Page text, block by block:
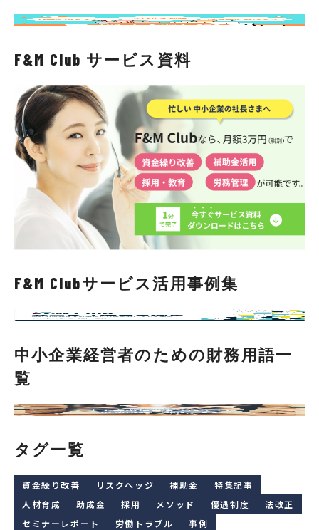
F&M Club サービス資料
F&M Clubサービス活用事例集
中小企業経営者のための財務用語一
覧
タグ一覧
資金繰り改善 リスクヘッジ 補助金
特集記事
人材育成
助成金 採用 メソッド 優遇制度
法改正
セミナーレポート
労働トラブル
事例